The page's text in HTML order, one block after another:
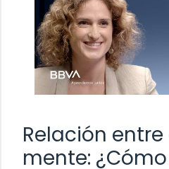
Relación
mente: